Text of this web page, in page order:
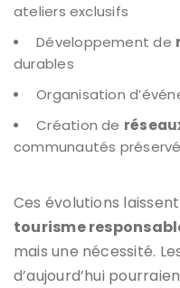
ateliers exclusifs
Développement de
durables
Organisation
Création de
communautés
Ces évolutions
tourisme
mais une nécessité.
d’aujourd’hui